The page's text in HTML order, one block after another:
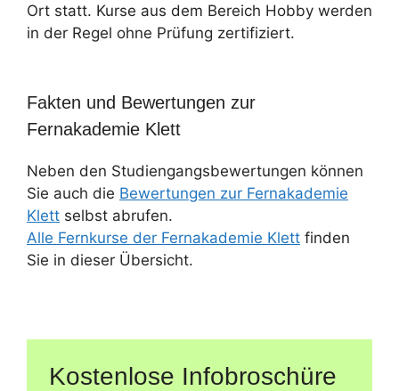
Ort statt. Kurse aus dem Bereich Hobby werden
in der Regel ohne Prüfung zertifiziert.
Fakten und Bewertungen zur
Fernakademie Klett
Neben den Studiengangsbewertungen können
Sie auch die Bewertungen zur Fernakademie
Klett selbst abrufen.
Alle Fernkurse der Fernakademie Klett finden
Sie in dieser Übersicht.
Kostenlose Infobroschüre